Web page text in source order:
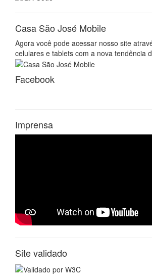
Casa São José Mobile
Agora você pode acessar nosso site
celulares e tablets com a nova tendência
Facebook
Imprensa
Site validado